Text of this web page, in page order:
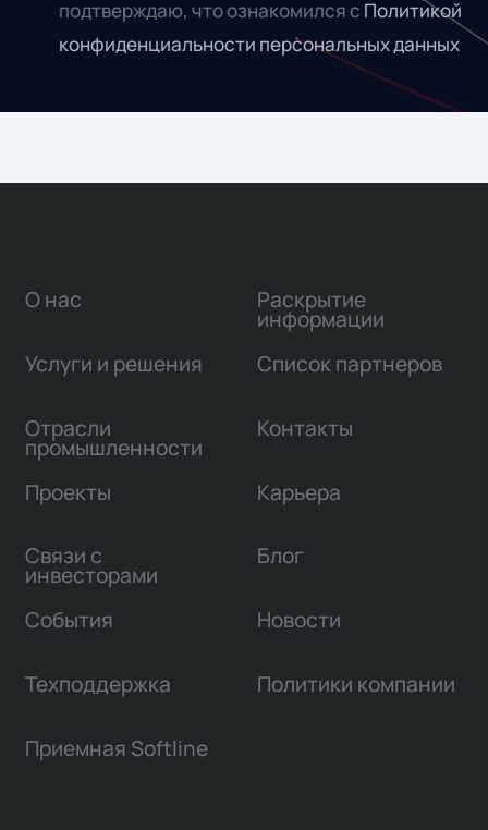
подтверждаю, что ознакомился с Политикой
конфиденциальности персональных данных
О нас
Услуги и решения
Отрасли
промышленности
Проекты
Связи с
инвесторами
Раскрытие
информации
Список партнеров
Контакты
Карьера
Блог
События Новости
Техподдержка Политики компании
Приемная Softline